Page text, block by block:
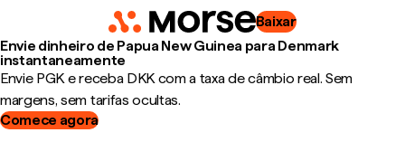
Baixar
Envie dinheiro de Papua New Guinea para Denmark
instantaneamente
Envie PGK e receba DKK com a taxa de câmbio real. Sem
margens, sem tarifas ocultas.
Comece agora